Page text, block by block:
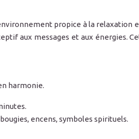
propice à la relaxation
aux messages et aux énergies.
harmonie.
encens, symboles spirituels.